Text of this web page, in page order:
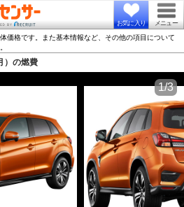
お気に入り メニュー
価格です。また基本情報など、その他の項目について
）の燃費
1/3